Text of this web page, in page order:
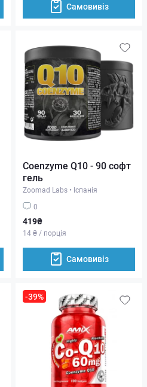
Самовивіз
Coenzyme Q10 - 90 софт
гель
Zoomad Labs • Іспанія
0
419₴
14 ₴ / порція
Самовивіз
-39%